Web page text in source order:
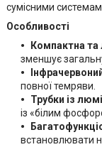
сумісними
Особливості
Компактна та
зменшує
повної темряви.
Трубки із
із «білим
встановлювати